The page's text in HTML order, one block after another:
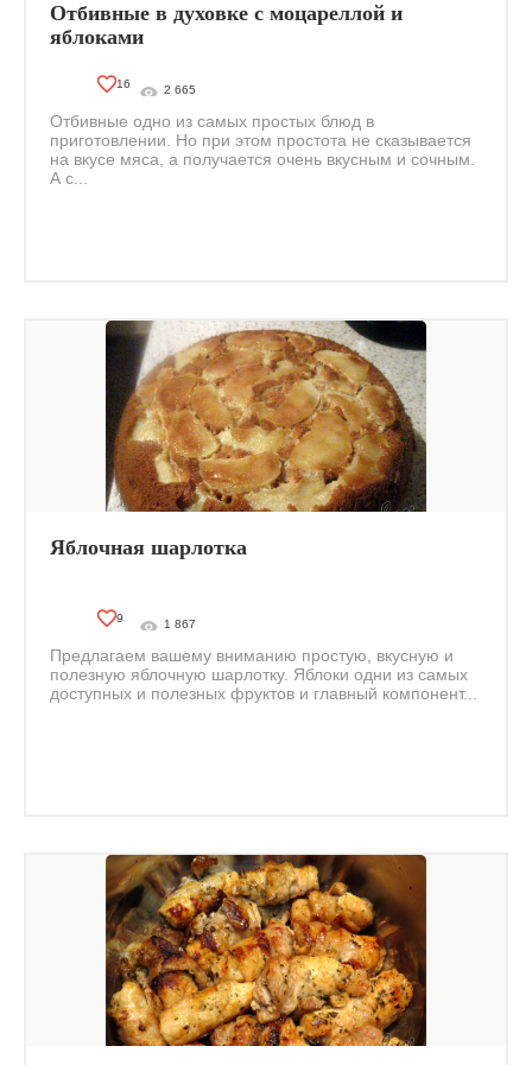
Отбивные в духовке с моцареллой и
яблоками
16 2 665
Отбивные одно из самых простых блюд в
приготовлении. Но при этом простота не сказывается
на вкусе мяса, а получается очень вкусным и сочным.
А с...
Яблочная шарлотка
9 1 867
Предлагаем вашему вниманию простую, вкусную и
полезную яблочную шарлотку. Яблоки одни из самых
доступных и полезных фруктов и главный компонент...